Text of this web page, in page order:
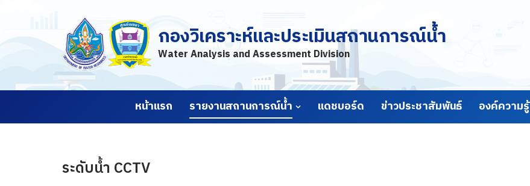
กองวิเคราะห์และประเมินสถานการณ์น้ำ
Water Analysis and Assessment Division
หน้าแรก รายงานสถานการณ์น้ำ แดชบอร์ด ข่าวประชาสัมพันธ์ องค์ความรู้
ระดับน้ำ CCTV